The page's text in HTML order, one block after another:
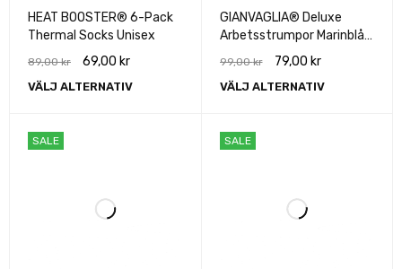
HEAT BOOSTER® 6-Pack
Thermal Socks Unisex
89,00kr 69,00 kr
VÄLJ ALTERNATIV
GIANVAGLIA® Deluxe
Arbetsstrumpor Marinblå
99,00kr 79,00 kr
VÄLJ ALTERNATIV
SALE SALE